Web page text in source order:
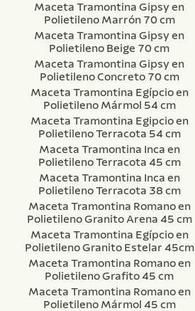
Maceta Tramontina Gipsy en
Polietileno Marrón 70 cm
Maceta Tramontina Gipsy en
Polietileno Beige 70 cm
Maceta Tramontina Gipsy en
Polietileno Concreto 70 cm
Maceta Tramontina Egípcio en
Polietileno Mármol 54 cm
Maceta Tramontina Egipcio en
Polietileno Terracota 54 cm
Maceta Tramontina Inca en
Polietileno Terracota 45 cm
Maceta Tramontina Inca en
Polietileno Terracota 38 cm
Maceta Tramontina Romano en
Polietileno Granito Arena 45 cm
Maceta Tramontina Egípcio en
Polietileno Granito Estelar 45cm
Maceta Tramontina Romano en
Polietileno Grafito 45 cm
Maceta Tramontina Romano en
Polietileno Mármol 45 cm